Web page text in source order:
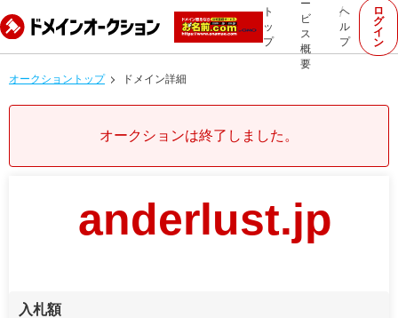
ト
ッ
プ
ー
ビ
ス
概
要
ヘ
ル
プ
ロ
グ
イ
ン
オークショントップ ドメイン詳細
オークションは終了しました。
anderlust.jp
入札額